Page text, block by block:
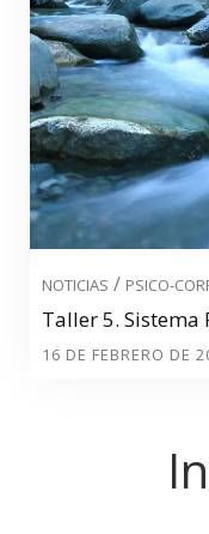
NOTICIAS / PSICO-
Taller 5. Sistema
16 DE FEBRERO DE